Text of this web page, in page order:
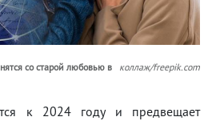
со старой любовью в
коллаж/freepik.com
к 2024 году и предвещает